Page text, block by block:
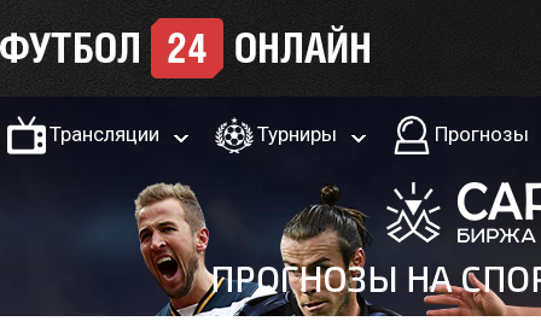
Трансляции Турниры Прогнозы